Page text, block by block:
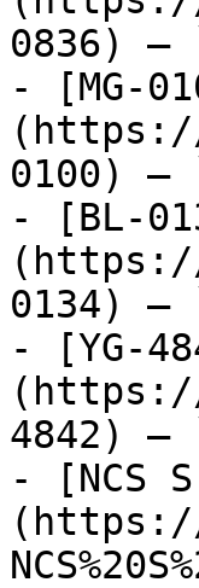
0836) —
- [MG-
(https://
0100) —
- [BL-
(https://
0134) —
- [YG-
(https://
4842) —
- [NCS